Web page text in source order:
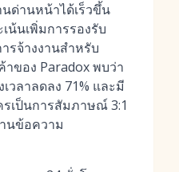
ด่านหน้าได้เร็วขึ้น
น้นเพิ่มการรองรับ
รจ้างงานสำหรับ
าของ Paradox พบว่า
วลาลดลง 71% และมี
เป็นการสัมภาษณ์ 3:1
นข้อความ